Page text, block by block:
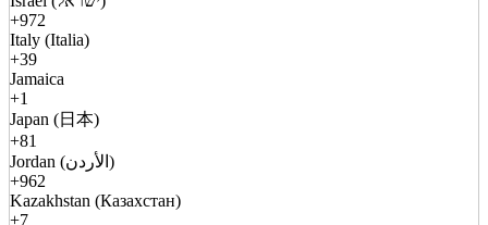
+972
Italy (Italia)
+39
Jamaica
+1
Japan (日本)
+81
Jordan (الأردن)
+962
Kazakhstan (Казахстан)
+7